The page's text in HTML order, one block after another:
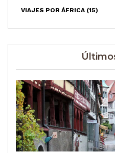
VIAJES POR ÁFRICA (15)